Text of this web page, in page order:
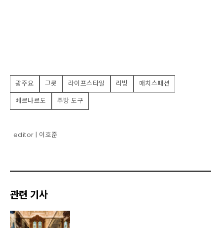
광주요 그릇 라이프스타일 리빙
매치스패션
베르나르도
주방 도구
editor | 이호준
관련 기사